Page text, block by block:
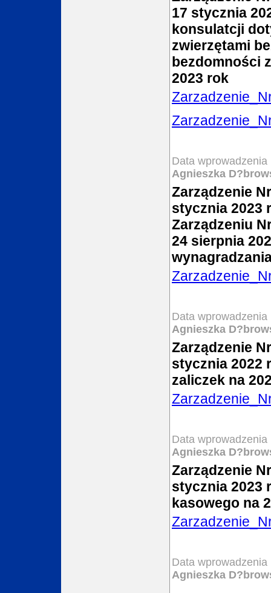
17 stycznia
konsulatcji
zwierzętami
bezdomności
2023 rok
Data
Agnieszka
Zarządzenie
stycznia 2023
Zarządzeniu
24 sierpnia
Data
Agnieszka
Zarządzenie
stycznia 2022
zaliczek na
Data
Agnieszka
Zarządzenie
stycznia 2023
kasowego na
Data
Agnieszka